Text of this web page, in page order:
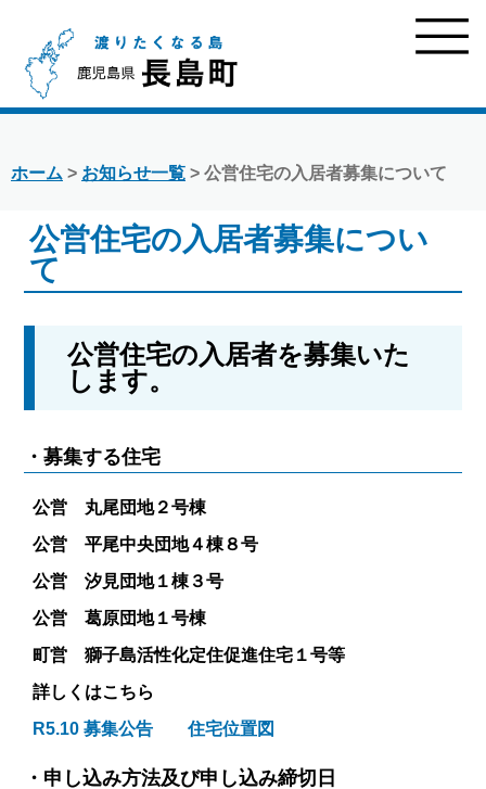
ホーム > お知らせ一覧 > 公営住宅の入居者募集について
公営住宅の入居者募集につい
て
公営住宅の入居者を募集いた
します。
・募集する住宅
公営 丸尾団地２号棟
公営 平尾中央団地４棟８号
公営 汐見団地１棟３号
公営 葛原団地１号棟
町営 獅子島活性化定住促進住宅１号等
詳しくはこちら
R5.10 募集公告
住宅位置図
・申し込み方法及び申し込み締切日